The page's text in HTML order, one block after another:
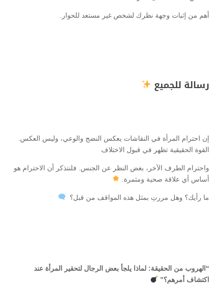
أهم من إثبات وجهة نظرك لشخص غير مستعد للحوار.
رسالة للجميع
إن احترام المرأة في النقاشات يعكس النضج والوعي، وليس العكس.
القوة الحقيقية تظهر في قبول الاختلاف
واحترام الطرف الآخر، بغض النظر عن الجنس. فلنتذكر أن الاحترام هو
أساس أي علاقة صحية ومثمرة.
ما رأيك؟ وهل مررتِ بمثل هذه المواقف من قبل؟
“الهروب من الحقيقة: لماذا يلجأ بعض الرجال لتحقير المرأة عند
اكتشاف أمرهم؟”